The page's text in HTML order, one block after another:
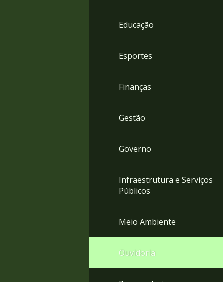
Educação
Esportes
Finanças
Gestão
Governo
Infraestrutura e Serviços
Públicos
Meio Ambiente
Ouvidoria